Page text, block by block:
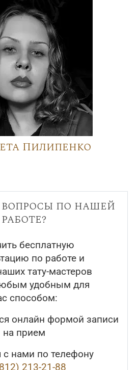
Пилипенко
по нашей
работе?
бесплатную
по работе и
тату-мастеров
удобным для
способом:
онлайн формой записи
на прием
с нами по телефону
213-21-88